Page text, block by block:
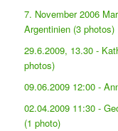
7. November 2006
Argentinien (3 photos)
29.6.2009, 13.30 -
photos)
09.06.2009 12:00 -
02.04.2009 11:30 -
(1 photo)